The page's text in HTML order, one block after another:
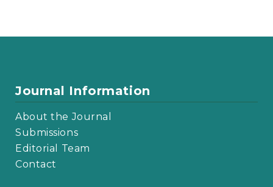
Journal Information
About the Journal
Submissions
Editorial Team
Contact